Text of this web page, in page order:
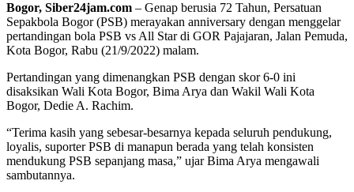
Bogor, Siber24jam.com – Genap berusia 72 Tahun, Persatuan
Sepakbola Bogor (PSB) merayakan anniversary dengan menggelar
pertandingan bola PSB vs All Star di GOR Pajajaran, Jalan Pemuda,
Kota Bogor, Rabu (21/9/2022) malam.
Pertandingan yang dimenangkan PSB dengan skor 6-0 ini
disaksikan Wali Kota Bogor, Bima Arya dan Wakil Wali Kota
Bogor, Dedie A. Rachim.
“Terima kasih yang sebesar-besarnya kepada seluruh pendukung,
loyalis, suporter PSB di manapun berada yang telah konsisten
mendukung PSB sepanjang masa,” ujar Bima Arya mengawali
sambutannya.